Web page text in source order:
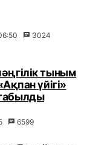
3024
тыным
үйігі»
6599